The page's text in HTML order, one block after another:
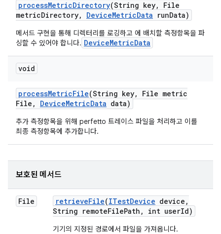
processMetricDirectory(String key,
File
metricDirectory, DeviceMetricData runData)
메서드 구현을 통해 디렉터리를 로깅하고 에 배치할 측정항목을 파
싱할 수 있어야 합니다. DeviceMetricData
void
processMetricFile(String key,
File metric
File , DeviceMetricData data)
추가 측정항목을 위해 perfetto 트레이스 파일을 처리하고 이를
최종 측정항목에 추가합니다.
보호된 메서드
File retrieveFile(ITestDevice device ,
String remoteFilePath , int userId)
기기의 지정된 경로에서 파일을 가져옵니다.